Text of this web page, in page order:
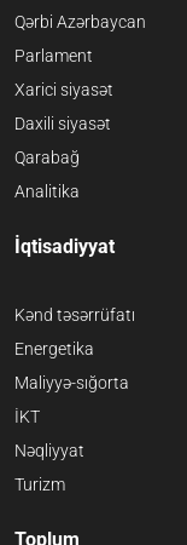
Qərbi Azərbaycan
Parlament
Xarici siyasət
Daxili siyasət
Qarabağ
Analitika
İqtisadiyyat
Kənd təsərrüfatı
Energetika
Maliyyə-sığorta
İKT
Nəqliyyat
Turizm
Toplum